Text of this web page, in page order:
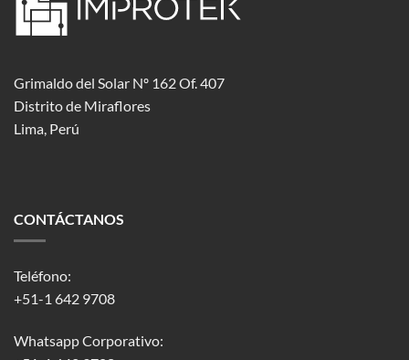
Grimaldo del Solar Nº 162 Of. 407
Distrito de Miraflores
Lima, Perú
CONTÁCTANOS
Teléfono:
+51-1 642 9708
Whatsapp Corporativo: